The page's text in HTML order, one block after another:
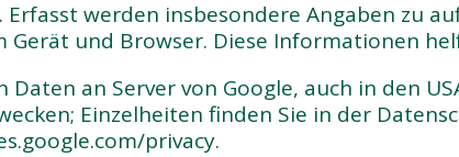
Erfasst werden insbesondere Angaben zu
Gerät und Browser. Diese Informationen
Daten an Server von Google, auch in den
Einzelheiten finden Sie in der
privacy.